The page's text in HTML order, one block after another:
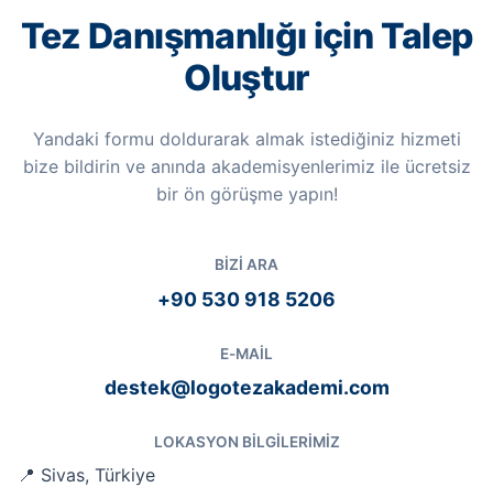
Tez Danışmanlığı için Talep
Oluştur
Yandaki formu doldurarak almak istediğiniz hizmeti
bize bildirin ve anında akademisyenlerimiz ile ücretsiz
bir ön görüşme yapın!
BIZI ARA
+90 530 918 5206
E-MAIL
destek@logotezakademi.com
LOKASYON BILGILERIMIZ
📍 Sivas, Türkiye